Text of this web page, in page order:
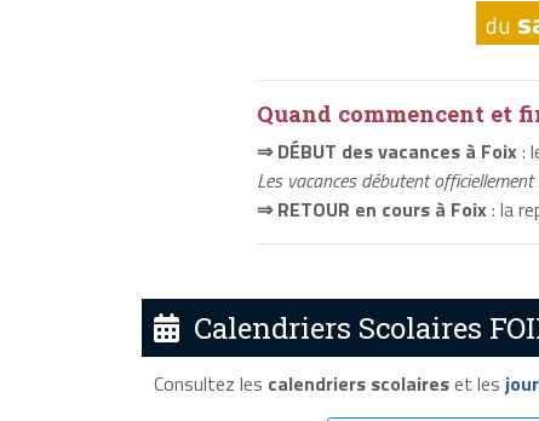
du
Quand commencent et
⇒ DÉBUT des vacances à Foix :
Les vacances débutent
⇒ RETOUR en cours à Foix : la
Calendriers Scolaires
Consultez les calendriers scolaireset les